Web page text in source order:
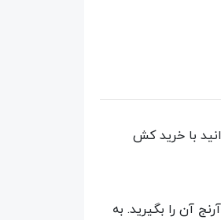
با خرید کش
آن را بگیرید. به